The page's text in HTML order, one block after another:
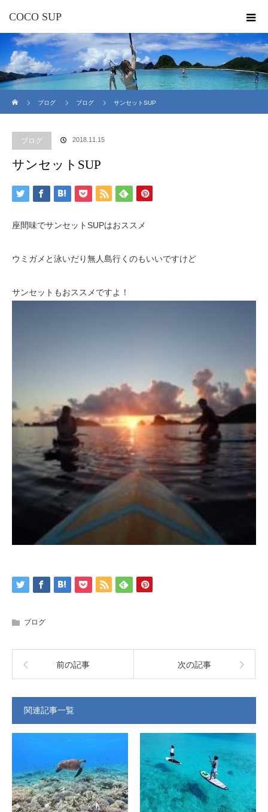
COCO SUP
ブログ
ブログ サンセットSUP
ブログ 2018.11.15
サンセットSUP
座間味でサンセットSUPはおススメ
ウミガメと泳いだり無人島行くのもいいですけど
サンセットもおススメですよ！
ブログ
前の記事 次の記事
関連記事一覧